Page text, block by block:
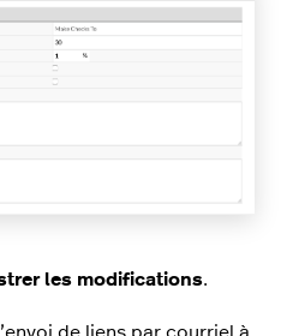
les modifications.